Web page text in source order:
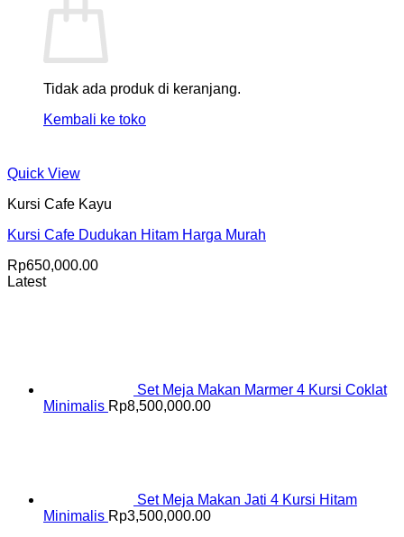
Tidak ada produk di keranjang.
Kembali ke toko
Quick View
Kursi Cafe Kayu
Kursi Cafe Dudukan Hitam Harga Murah
Rp650,000.00
Latest
Set Meja Makan Marmer 4 Kursi Coklat
Minimalis Rp8,500,000.00
Set Meja Makan Jati 4 Kursi Hitam
Minimalis Rp3,500,000.00